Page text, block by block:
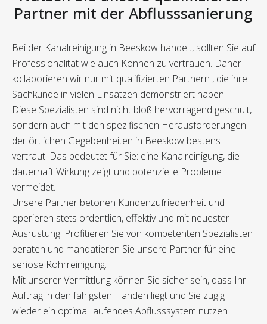
Partner mit der Abflusssanierung
Bei der Kanalreinigung in Beeskow handelt, sollten Sie auf
Professionalität wie auch Können zu vertrauen. Daher
kollaborieren wir nur mit qualifizierten Partnern , die ihre
Sachkunde in vielen Einsätzen demonstriert haben.
Diese Spezialisten sind nicht bloß hervorragend geschult,
sondern auch mit den spezifischen Herausforderungen
der örtlichen Gegebenheiten in Beeskow bestens
vertraut. Das bedeutet für Sie: eine Kanalreinigung, die
dauerhaft Wirkung zeigt und potenzielle Probleme
vermeidet.
Unsere Partner betonen Kundenzufriedenheit und
operieren stets ordentlich, effektiv und mit neuester
Ausrüstung. Profitieren Sie von kompetenten Spezialisten
beraten und mandatieren Sie unsere Partner für eine
seriöse Rohrreinigung.
Mit unserer Vermittlung können Sie sicher sein, dass Ihr
Auftrag in den fähigsten Händen liegt und Sie zügig
wieder ein optimal laufendes Abflusssystem nutzen